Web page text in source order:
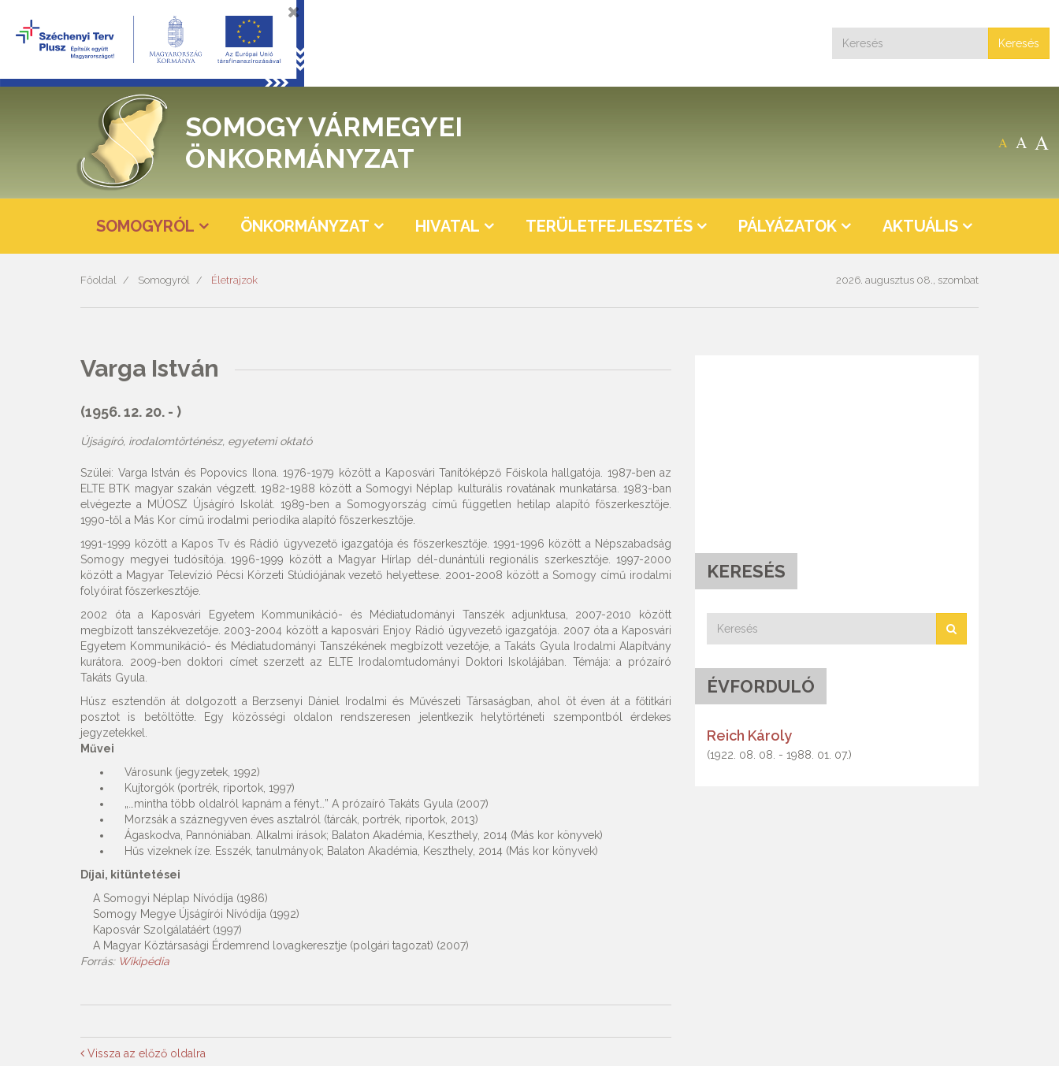
Keresés
A A A
SOMOGY VÁRMEGYEI
ÖNKORMÁNYZAT
SOMOGYRÓL ÖNKORMÁNYZAT HIVATAL TERÜLETFEJLESZTÉS PÁLYÁZATOK AKTUÁLIS
Főoldal Somogyról Életrajzok 2026. augusztus 08., szombat
Varga István
(1956. 12. 20. - )
Újságíró, irodalomtörténész, egyetemi oktató
Szülei: Varga István és Popovics Ilona. 1976-1979 között a Kaposvári Tanítóképző Főiskola hallgatója. 1987-ben az
ELTE BTK magyar szakán végzett. 1982-1988 között a Somogyi Néplap kulturális rovatának munkatársa. 1983-ban
elvégezte a MÚOSZ Újságíró Iskolát. 1989-ben a Somogyország című független hetilap alapító főszerkesztője.
1990-től a Más Kor című irodalmi periodika alapító főszerkesztője.
1991-1999 között a Kapos Tv és Rádió ügyvezető igazgatója és főszerkesztője. 1991-1996 között a Népszabadság
Somogy megyei tudósítója. 1996-1999 között a Magyar Hírlap dél-dunántúli regionális szerkesztője. 1997-2000
között a Magyar Televízió Pécsi Körzeti Stúdiójának vezető helyettese. 2001-2008 között a Somogy című irodalmi
folyóirat főszerkesztője.
2002 óta a Kaposvári Egyetem Kommunikáció- és Médiatudományi Tanszék adjunktusa, 2007-2010 között
megbízott tanszékvezetője. 2003-2004 között a kaposvári Enjoy Rádió ügyvezető igazgatója. 2007 óta a Kaposvári
Egyetem Kommunikáció- és Médiatudományi Tanszékének megbízott vezetője, a Takáts Gyula Irodalmi Alapítvány
kurátora. 2009-ben doktori címet szerzett az ELTE Irodalomtudományi Doktori Iskolájában. Témája: a prózaíró
Takáts Gyula.
Húsz esztendőn át dolgozott a Berzsenyi Dániel Irodalmi és Művészeti Társaságban, ahol öt éven át a főtitkári
posztot is betöltötte. Egy közösségi oldalon rendszeresen jelentkezik helytörténeti szempontból érdekes
jegyzetekkel.
Művei
Városunk (jegyzetek, 1992)
Kujtorgók (portrék, riportok, 1997)
„…mintha több oldalról kapnám a fényt…” A prózaíró Takáts Gyula (2007)
Morzsák a száznegyven éves asztalról (tárcák, portrék, riportok, 2013)
Ágaskodva, Pannóniában. Alkalmi írások; Balaton Akadémia, Keszthely, 2014 (Más kor könyvek)
Hűs vizeknek íze. Esszék, tanulmányok; Balaton Akadémia, Keszthely, 2014 (Más kor könyvek)
Díjai, kitüntetései
A Somogyi Néplap Nívódíja (1986)
Somogy Megye Újságírói Nívódíja (1992)
Kaposvár Szolgálatáért (1997)
A Magyar Köztársasági Érdemrend lovagkeresztje (polgári tagozat) (2007)
Forrás: Wikipédia
Vissza az előző oldalra
KERESÉS
ÉVFORDULÓ
Reich Károly
(1922. 08. 08. - 1988. 01. 07.)